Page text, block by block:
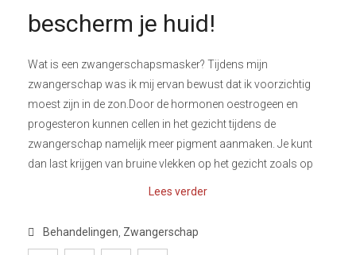
bescherm je huid!
Wat is een zwangerschapsmasker? Tijdens mijn
zwangerschap was ik mij ervan bewust dat ik voorzichtig
moest zijn in de zon.Door de hormonen oestrogeen en
progesteron kunnen cellen in het gezicht tijdens de
zwangerschap namelijk meer pigment aanmaken. Je kunt
dan last krijgen van bruine vlekken op het gezicht zoals op
Lees verder
Behandelingen Zwangerschap